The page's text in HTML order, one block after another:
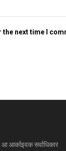
the next time I
आर्काइवक सर्वाधिकार